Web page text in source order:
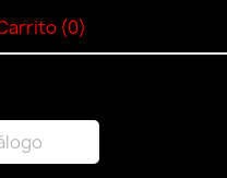
(0)